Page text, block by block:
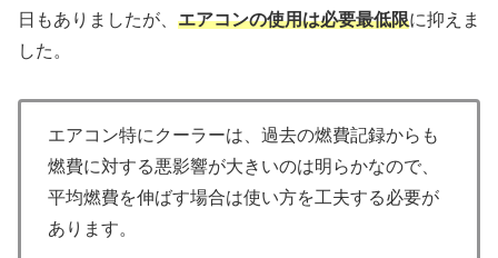
日もありましたが、 エアコンの使用は必要最低限に抑えま
した。
エアコン特にクーラーは、過去の燃費記録からも
燃費に対する悪影響が大きいのは明らかなので、
平均燃費を伸ばす場合は使い方を工夫する必要が
あります。